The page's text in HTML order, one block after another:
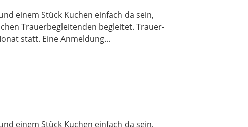
einem Stück Kuchen einfach da sein,
Trauerbegleitenden begleitet. Trauer-
statt. Eine Anmeldung...
einem Stück Kuchen einfach da sein,